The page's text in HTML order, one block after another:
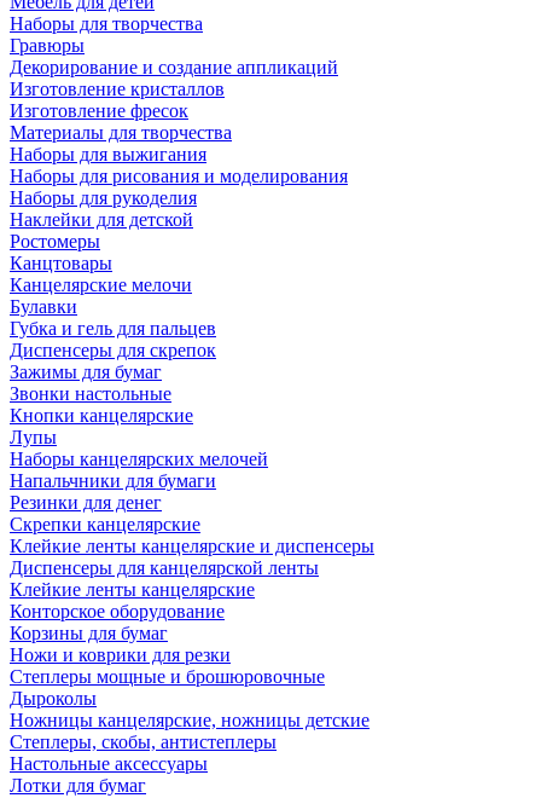
Наборы для творчества
Гравюры
Декорирование и создание аппликаций
Изготовление кристаллов
Изготовление фресок
Материалы для творчества
Наборы для выжигания
Наборы для рисования и моделирования
Наборы для рукоделия
Наклейки для детской
Ростомеры
Канцтовары
Канцелярские мелочи
Булавки
Губка и гель для пальцев
Диспенсеры для скрепок
Зажимы для бумаг
Звонки настольные
Кнопки канцелярские
Лупы
Наборы канцелярских мелочей
Напальчники для бумаги
Резинки для денег
Скрепки канцелярские
Клейкие ленты канцелярские и диспенсеры
Диспенсеры для канцелярской ленты
Клейкие ленты канцелярские
Конторское оборудование
Корзины для бумаг
Ножи и коврики для резки
Степлеры мощные и брошюровочные
Дыроколы
Ножницы канцелярские, ножницы детские
Степлеры, скобы, антистеплеры
Настольные аксессуары
Лотки для бумаг